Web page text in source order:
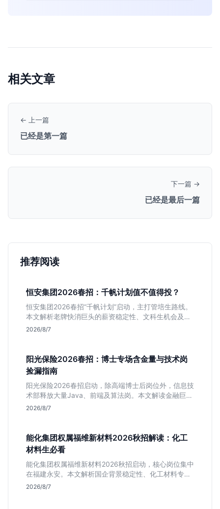
相关文章
← 上一篇
已经是第一篇
下一篇 →
已经是最后一篇
推荐阅读
恒安集团2026春招：千帆计划值不值得投？
恒安集团2026春招“千帆计划”启动，主打管培生路线。
本文解析老牌快消巨头的薪资稳定性、文科生机会及决
策链条长的局限，帮你判断是否值得投递。
2026/8/7
阳光保险2026春招：博士专场含金量与技术岗
捡漏指南
阳光保险2026春招启动，除高端博士后岗位外，信息技
术部释放大量Java、前端及算法岗。本文解读金融巨头
校招门槛，分析技术岗需求与投递价值，助你快速判断
2026/8/7
能化集团权属福维新材料2026秋招解读：化工
材料生必看
能化集团权属福维新材料2026秋招启动，核心岗位集中
在福建永安。本文解析国企背景稳定性、化工材料专业
匹配度及工作地点限制，助理工科生判断是否值得投
2026/8/7